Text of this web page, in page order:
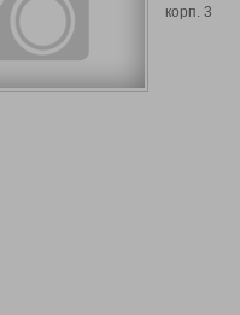
корп. 3